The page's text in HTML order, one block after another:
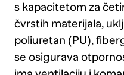
s kapacitetom za
čvrstih materijala,
poliuretan (PU),
se osigurava